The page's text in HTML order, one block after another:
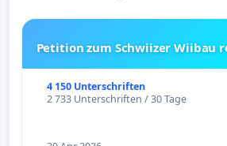
Petition zum Schwiizer Wiibau
4 150 Unterschriften
2 733 Unterschriften / 30 Tage